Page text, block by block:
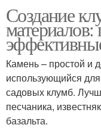
Создание
Камень – простой и
использующийся
садовых клумб.
песчаника,
базальта.